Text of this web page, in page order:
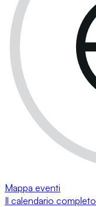
Mappa eventi
Il calendario completo